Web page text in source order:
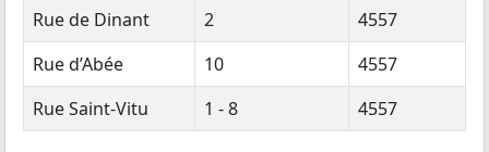
Rue de Dinant 2
4557
Rue d’Abée
10
4557
Rue Saint-Vitu
1 - 8 4557